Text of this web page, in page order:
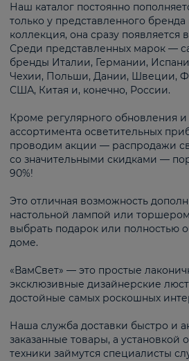
Наш каталог постоянно
только у представленного
коллекция, она сразу появляется
Среди представленных марок —
бренды Италии, Германии,
Чехии, Польши, Дании, Швеции,
США, Китая и, конечно, России.
Кроме регулярного обновления
ассортимента осветительных
проводим акции — распродажи
со значительными скидками —
90%!
Это отличная возможность
настольной лампой или
выбрать подарок или полностью
доме.
«ВамСвет» — это простые
эксклюзивные дизайнерские
достойные самых роскошных
Наша служба доставки быстро и
заказанные товары, а установкой
техники займутся специалисты